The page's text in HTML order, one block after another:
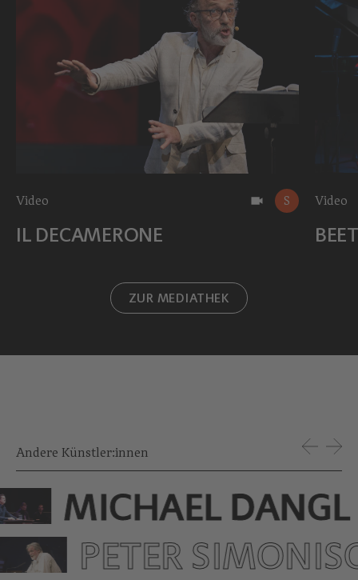
Video S
IL DECAMERONE
Video
ZUR MEDIATHEK
Andere Künstler:innen
MICHAEL DANGL
PETER